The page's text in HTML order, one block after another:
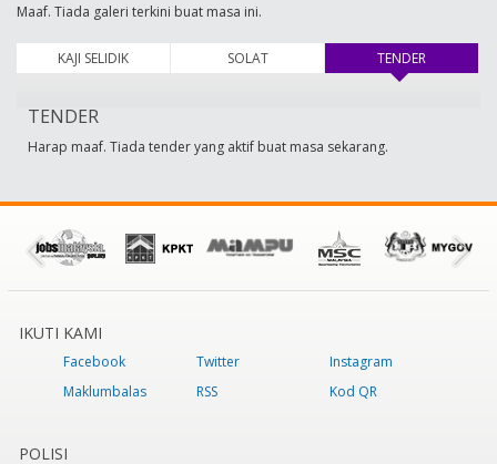
Maaf. Tiada galeri terkini buat masa ini.
KAJI SELIDIK SOLAT TENDER
TENDER
Harap maaf. Tiada tender yang aktif buat masa sekarang.
IKUTI KAMI
Facebook Twitter
Instagram
Maklumbalas
RSS Kod QR
POLISI